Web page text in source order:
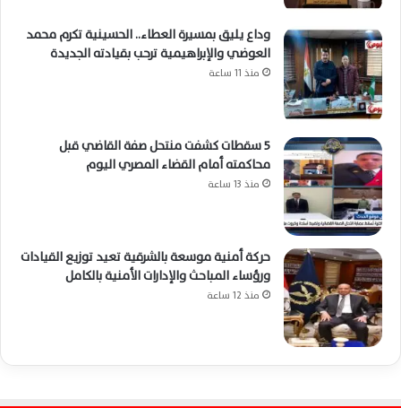
وداع يليق بمسيرة العطاء.. الحسينية تكرم محمد
العوضي والإبراهيمية ترحب بقيادته الجديدة
منذ 11 ساعة
5 سقطات كشفت منتحل صفة القاضي قبل
محاكمته أمام القضاء المصري اليوم
منذ 13 ساعة
حركة أمنية موسعة بالشرقية تعيد توزيع القيادات
ورؤساء المباحث والإدارات الأمنية بالكامل
منذ 12 ساعة